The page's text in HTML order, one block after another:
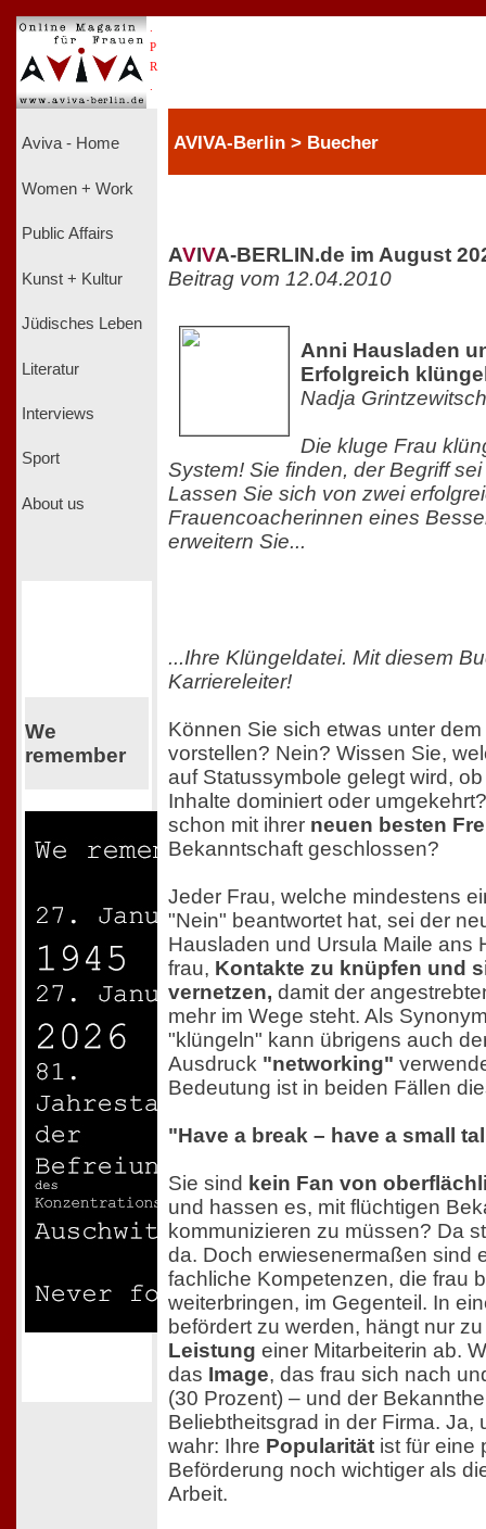
P
R
Aviva - Home
Women + Work
Public Affairs
Kunst + Kultur
Jüdisches Leben
Literatur
Interviews
Sport
About us
We
remember
AVIVA-Berlin > Buecher
AVIVA-BERLIN.de im August
Beitrag vom 12.04.2010
Anni Hausladen
Erfolgreich
Nadja Grintzewitsch
Die kluge Frau
System! Sie finden, der Begriff
Lassen Sie sich von zwei
Frauencoacherinnen eines
erweitern Sie...
...Ihre Klüngeldatei. Mit diesem
Karriereleiter!
Können Sie sich etwas unter dem
vorstellen? Nein? Wissen Sie,
auf Statussymbole gelegt wird,
Inhalte dominiert oder
schon mit ihrer neuen besten
Bekanntschaft geschlossen?
Jeder Frau, welche mindestens
"Nein" beantwortet hat, sei der
Hausladen und Ursula Maile ans
frau, Kontakte zu knüpfen und
vernetzen, damit der
mehr im Wege steht. Als
"klüngeln" kann übrigens auch
Ausdruck "networking"
Bedeutung ist in beiden Fällen
"Have a break – have a small
Sie sind kein Fan von
und hassen es, mit flüchtigen
kommunizieren zu müssen? Da
da. Doch erwiesenermaßen sind
fachliche Kompetenzen, die frau
weiterbringen, im Gegenteil. In
befördert zu werden, hängt nur
Leistung einer Mitarbeiterin ab.
das Image, das frau sich nach
(30 Prozent) – und der
Beliebtheitsgrad in der Firma. Ja,
wahr: Ihre Popularität ist für eine
Beförderung noch wichtiger als
Arbeit.